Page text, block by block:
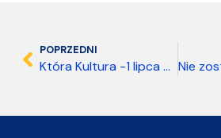
POPRZEDNI
Która Kultura -1 lipca 2025